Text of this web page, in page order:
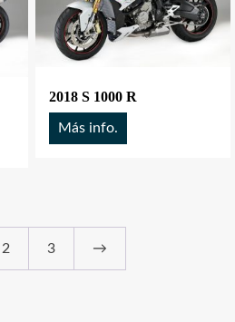
2018 S 1000 R
Más info.
2 3 →